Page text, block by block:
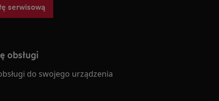
serwisową
obsługi
do swojego urządzenia